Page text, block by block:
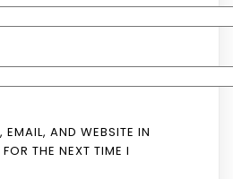
EMAIL, AND WEBSITE IN
THE NEXT TIME I